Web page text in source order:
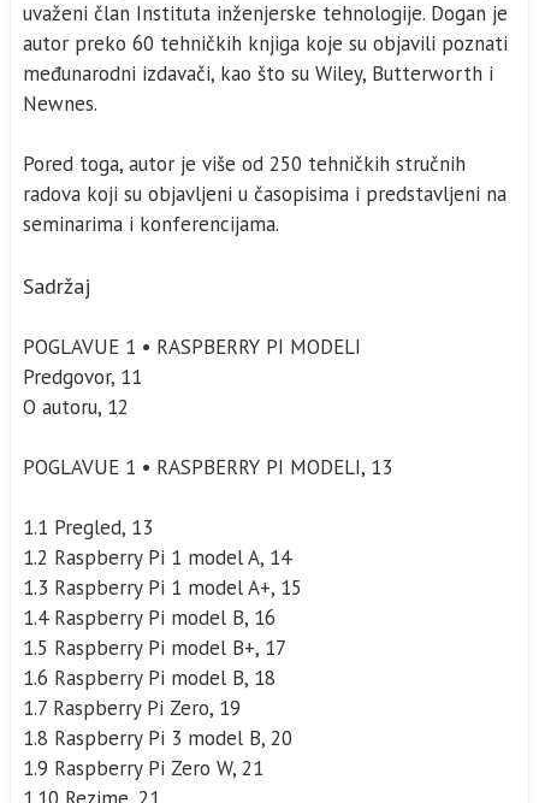
uvaženi član Instituta inženjerske tehnologije. Dogan je
autor preko 60 tehničkih knjiga koje su objavili poznati
međunarodni izdavači, kao što su Wiley, Butterworth i
Newnes.
Pored toga, autor je više od 250 tehničkih stručnih
radova koji su objavljeni u časopisima i predstavljeni na
seminarima i konferencijama.
Sadržaj
POGLAVUE 1 • RASPBERRY PI MODELI
Predgovor, 11
O autoru, 12
POGLAVUE 1 • RASPBERRY PI MODELI, 13
1.1 Pregled, 13
1.2 Raspberry Pi 1 model A, 14
1.3 Raspberry Pi 1 model A+, 15
1.4 Raspberry Pi model B, 16
1.5 Raspberry Pi model B+, 17
1.6 Raspberry Pi model B, 18
1.7 Raspberry Pi Zero, 19
1.8 Raspberry Pi 3 model B, 20
1.9 Raspberry Pi Zero W, 21